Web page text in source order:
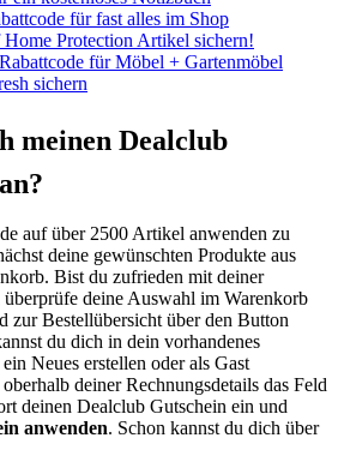
meinen Dealclub
auf über 2500 Artikel anwenden zu
deine gewünschten Produkte aus
Bist du zufrieden mit deiner
überprüfe deine Auswahl im Warenkorb
zur Bestellübersicht über den Button
du dich in dein vorhandenes
Neues erstellen oder als Gast
deiner Rechnungsdetails das Feld
deinen Dealclub Gutschein ein und
anwenden. Schon kannst du dich über